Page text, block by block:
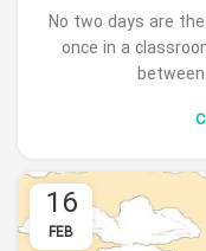
No two days are
once in a
16
FEB